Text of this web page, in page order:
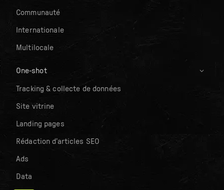
Communauté
Internationale
Multilocale
One-shot
Tracking & collecte de données
Site vitrine
Landing pages
Rédaction d’articles SEO
Ads
Data